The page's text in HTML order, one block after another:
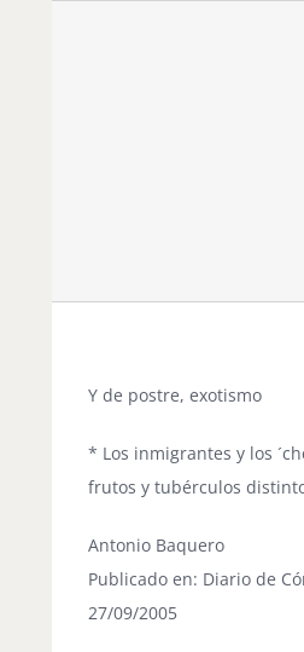
Y de postre, exotismo
* Los inmigrantes y los
frutos y tubérculos
Antonio Baquero
Publicado en: Diario de
27/09/2005